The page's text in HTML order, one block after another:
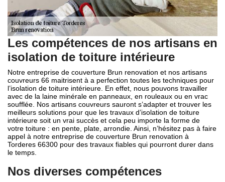
Les compétences de nos artisans en
isolation de toiture intérieure
Notre entreprise de couverture Brun renovation et nos artisans
couvreurs 66 maitrisent à a perfection toutes les techniques pour
l’isolation de toiture intérieure. En effet, nous pouvons travailler
avec de la laine minérale en panneaux, en rouleaux ou en vrac
soufflée. Nos artisans couvreurs sauront s’adapter et trouver les
meilleurs solutions pour que les travaux d’isolation de toiture
intérieure soit un vrai succès et cela peu importe la forme de
votre toiture : en pente, plate, arrondie. Ainsi, n’hésitez pas à faire
appel à notre entreprise de couverture Brun renovation à
Torderes 66300 pour des travaux fiables qui pourront durer dans
le temps.
Nos diverses compétences